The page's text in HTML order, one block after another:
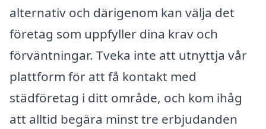
alternativ och därigenom kan välja det
företag som uppfyller dina krav och
förväntningar. Tveka inte att utnyttja vår
plattform för att få kontakt med
städföretag i ditt område, och kom ihåg
att alltid begära minst tre erbjudanden